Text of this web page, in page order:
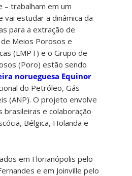
– trabalham em um
estudar a dinâmica da
para a extração de
Meios Porosos e
(LMPT) e o Grupo de
(Poro) estão sendo
norueguesa Equinor
do Petróleo, Gás
(ANP). O projeto envolve
brasileiras e colaboração
Bélgica, Holanda e
em Florianópolis pelo
e em Joinville pelo